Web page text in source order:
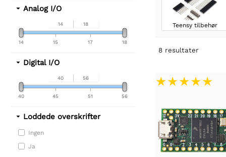
Analog I/O
14 18
14 18
15 17
Digital I/O
40 56
40 56
45 51
Loddede overskrifter
Ingen
Ja
Teensy tilbehør
8 resultater